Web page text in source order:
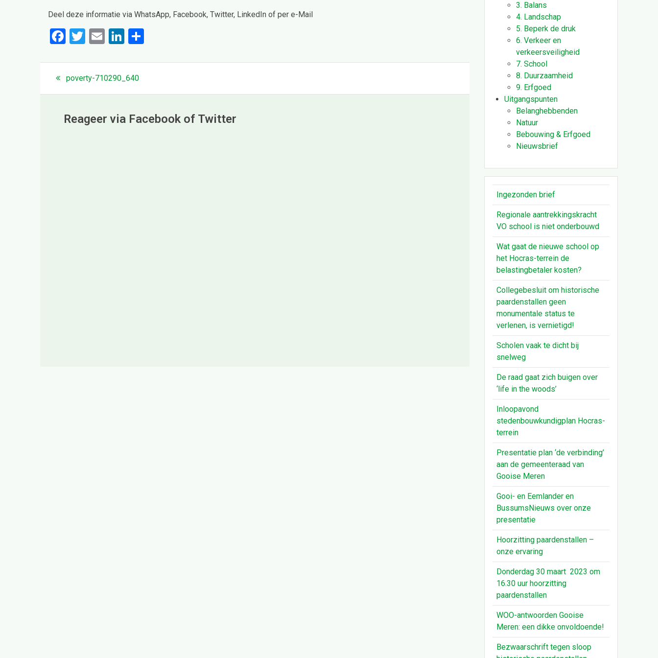
Deel deze informatie via WhatsApp, Facebook, Twitter, LinkedIn of per e-Mail
F
ce
b
o
o
T
tt
er
E
ail
Li
ke
dI
n
e
navigatie
Previous
poverty-710290_640
Reageer via Facebook of Twitter
3. Balans
4. Landschap
5. Beperk de druk
6. Verkeer en
verkeersveiligheid
7. School
8. Duurzaamheid
9. Erfgoed
Uitgangspunten
Belanghebbenden
Natuur
Bebouwing & Erfgoed
Nieuwsbrief
Ingezonden brief
Regionale aantrekkingskracht
VO school is niet onderbouwd
Wat gaat de nieuwe school op
het Hocras-terrein de
belastingbetaler kosten?
Collegebesluit om historische
paardenstallen geen
monumentale status te
verlenen, is vernietigd!
Scholen vaak te dicht bij
snelweg
De raad gaat zich buigen over
‘life in the woods’
Inloopavond
stedenbouwkundigplan Hocras-
terrein
Presentatie plan ‘de verbinding’
aan de gemeenteraad van
Gooise Meren
Gooi- en Eemlander en
BussumsNieuws over onze
presentatie
Hoorzitting paardenstallen –
onze ervaring
Donderdag 30 maart 2023 om
16.30 uur hoorzitting
paardenstallen
WOO-antwoorden Gooise
Meren: een dikke onvoldoende!
Bezwaarschrift tegen sloop